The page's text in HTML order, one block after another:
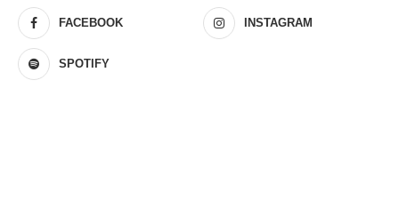
FACEBOOK INSTAGRAM
SPOTIFY